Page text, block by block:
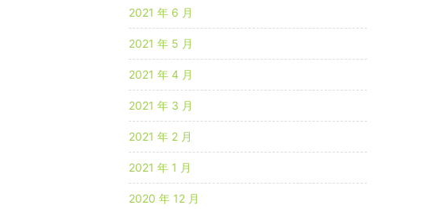
2021 年 6 月
2021 年 5 月
2021 年 4 月
2021 年 3 月
2021 年 2 月
2021 年 1 月
2020 年 12 月